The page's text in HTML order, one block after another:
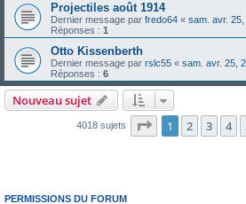
Projectiles août 1914
Dernier message par fredo64 « sam. avr.
Réponses : 1
Otto Kissenberth
Dernier message par rslc55 « sam. avr. 25,
Réponses : 6
Nouveau sujet
4018 sujets Page 1sur161
1 2 3 4
PERMISSIONS DU FORUM